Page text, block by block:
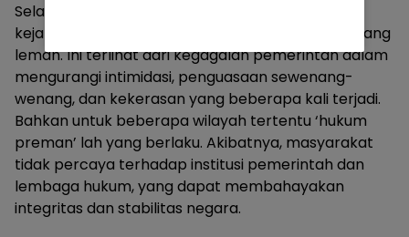
Selama ini pemerintah kesulitan memberantas
kejahatan premanisme dan penegakan hukum yang
lemah. Ini terlihat dari kegagalan pemerintah dalam
mengurangi intimidasi, penguasaan sewenang-
wenang, dan kekerasan yang beberapa kali terjadi.
Bahkan untuk beberapa wilayah tertentu ‘hukum
preman’ lah yang berlaku. Akibatnya, masyarakat
tidak percaya terhadap institusi pemerintah dan
lembaga hukum, yang dapat membahayakan
integritas dan stabilitas negara.